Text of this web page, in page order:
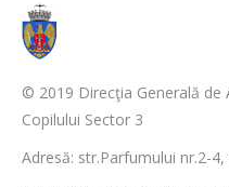
© 2019 Direcţia Generală de
Copilului Sector 3
Adresă: str.Parfumului nr.2-